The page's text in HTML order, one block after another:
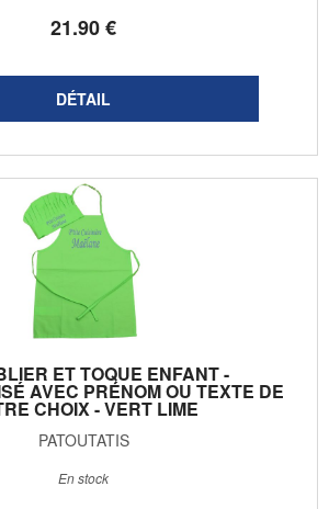
21.90€
ET TOQUE ENFANT -
AVEC PRÉNOM OU TEXTE DE
CHOIX - VERT LIME
PATOUTATIS
En stock